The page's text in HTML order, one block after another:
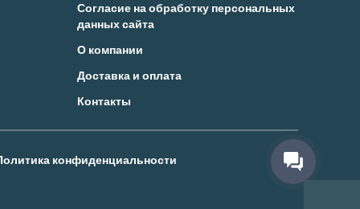
Согласие на обработку персональных
данных сайта
О компании
Доставка и оплата
Контакты
конфиденциальности